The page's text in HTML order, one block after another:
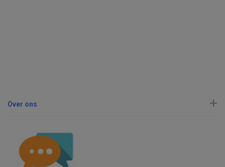
Over ons